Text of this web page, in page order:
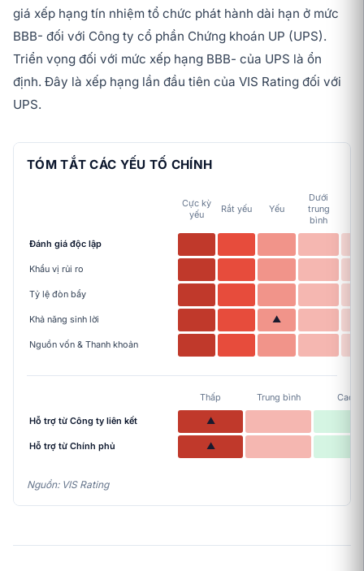
giá xếp hạng tín nhiệm tổ chức phát hành dài hạn ở mức
BBB- đối với Công ty cổ phần Chứng khoán UP (UPS).
Triển vọng đối với mức xếp hạng BBB- của UPS là ổn
định. Đây là xếp hạng lần đầu tiên của VIS Rating đối với
UPS.
TÓM TẮT CÁC YẾU TỐ CHÍNH
Cực kỳ
yếu
Rắt yếu Yếu
Dưới
trung
bình
Đánh giá độc lập
Khẩu vị rủi ro
Tỷ lệ đòn bẩy
Khả năng sinh lời ▲
Nguồn vốn & Thanh khoản
Thấp Trung bình Cao
Hỗ trợ từ Công ty liên kết ▲
Hỗ trợ từ Chính phủ ▲
Nguồn: VIS Rating